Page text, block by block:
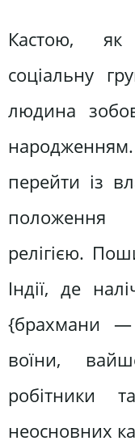
Кастою, як
соціальну
людина
перейти із
положення
релігією.
Індії, де
{брахмани
воїни,
робітники
неосновних